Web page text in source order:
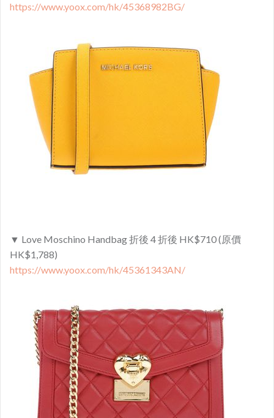
https://www.yoox.com/hk/45368982BG/
▼ Love Moschino Handbag 折後 4 折後 HK$710 (原價
HK$1,788)
https://www.yoox.com/hk/45361343AN/